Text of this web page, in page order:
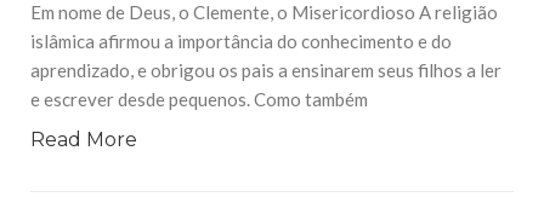
Em nome de Deus, o Clemente, o Misericordioso A religião
islâmica afirmou a importância do conhecimento e do
aprendizado, e obrigou os pais a ensinarem seus filhos a ler
e escrever desde pequenos. Como também
Read More